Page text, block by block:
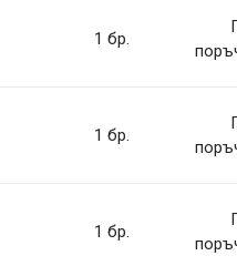
eget tincidunt ex semper sit
et fringilla facilisis. Nam
1 бр.
1 бр.
1 бр.